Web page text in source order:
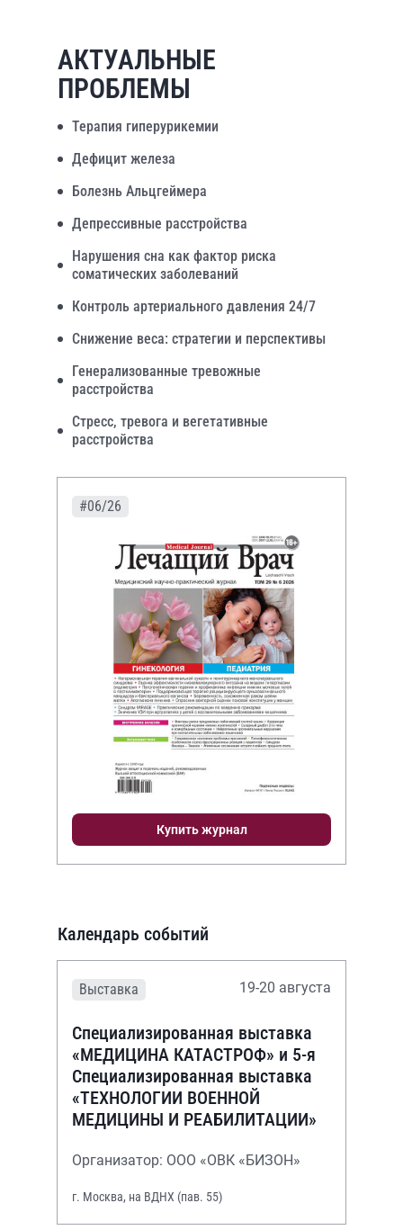
АКТУАЛЬНЫЕ
ПРОБЛЕМЫ
Терапия гиперурикемии
Дефицит железа
Болезнь Альцгеймера
Депрессивные расстройства
Нарушения сна как фактор риска
соматических заболеваний
Контроль артериального давления 24/7
Снижение веса: стратегии и перспективы
Генерализованные тревожные
расстройства
Стресс, тревога и вегетативные
расстройства
#06/26
Купить журнал
Календарь событий
Выставка 19-20 августа
Специализированная выставка
«МЕДИЦИНА КАТАСТРОФ» и 5-я
Специализированная выставка
«ТЕХНОЛОГИИ ВОЕННОЙ
МЕДИЦИНЫ И РЕАБИЛИТАЦИИ»
Организатор: ООО «ОВК «БИЗОН»
г. Москва, на ВДНХ (пав. 55)